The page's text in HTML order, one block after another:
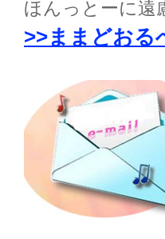
ほんっとーに遠
>>ままどおる